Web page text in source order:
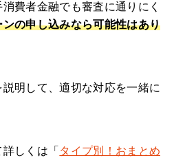
費者金融でも審査に通りにく
の申し込みなら可能性はあり
明して、適切な対応を一緒に
しくは「 タイプ別！おまとめ